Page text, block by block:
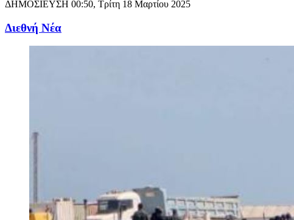
ΔΗΜΟΣΙΕΥΣΗ 00:50, Τρίτη 18 Μαρτίου 2025
Διεθνή Νέα